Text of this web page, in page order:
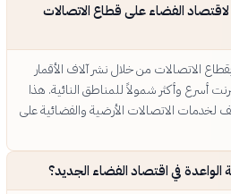
الفضاء على قطاع الاتصالات
الاتصالات من خلال نشر آلاف الأقمار
أسرع وأكثر شمولاً للمناطق النائية. هذا
لخدمات الاتصالات الأرضية والفضائية على
في اقتصاد الفضاء الجديد؟